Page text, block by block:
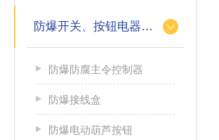
防爆开关、按钮电器系列
防爆防腐主令控制器
防爆接线盒
防爆电动葫芦按钮